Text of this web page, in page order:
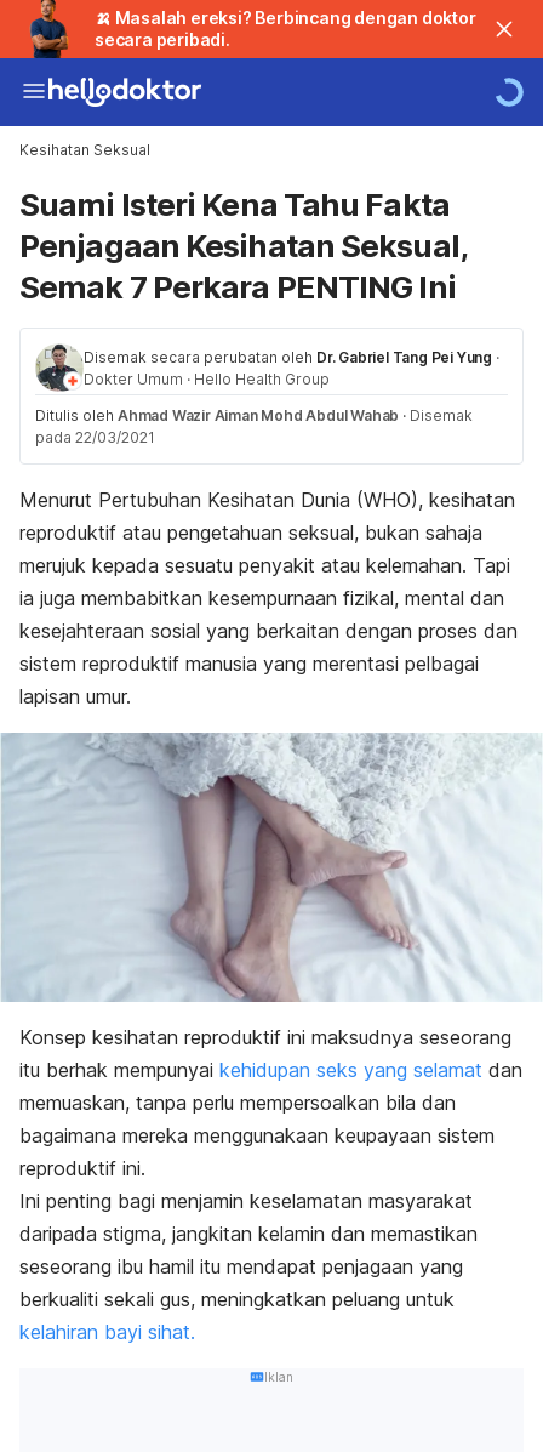
🍌 Masalah ereksi? Berbincang dengan doktor
secara peribadi.
Kesihatan Seksual
Suami Isteri Kena Tahu Fakta
Penjagaan Kesihatan Seksual,
Semak 7 Perkara PENTING Ini
Disemak secara perubatan oleh Dr. Gabriel Tang Pei Yung ·
Dokter Umum · Hello Health Group
Ditulis oleh Ahmad Wazir Aiman Mohd Abdul Wahab · Disemak
pada 22/03/2021
Menurut Pertubuhan Kesihatan Dunia (WHO), kesihatan
reproduktif atau pengetahuan seksual, bukan sahaja
merujuk kepada sesuatu penyakit atau kelemahan. Tapi
ia juga membabitkan kesempurnaan fizikal, mental dan
kesejahteraan sosial yang berkaitan dengan proses dan
sistem reproduktif manusia yang merentasi pelbagai
lapisan umur.
Konsep kesihatan reproduktif ini maksudnya seseorang
itu berhak mempunyai kehidupan seks yang selamat dan
memuaskan, tanpa perlu mempersoalkan bila dan
bagaimana mereka menggunakaan keupayaan sistem
reproduktif ini.
Ini penting bagi menjamin keselamatan masyarakat
daripada stigma, jangkitan kelamin dan memastikan
seseorang ibu hamil itu mendapat penjagaan yang
berkualiti sekali gus, meningkatkan peluang untuk
kelahiran bayi sihat.
Iklan